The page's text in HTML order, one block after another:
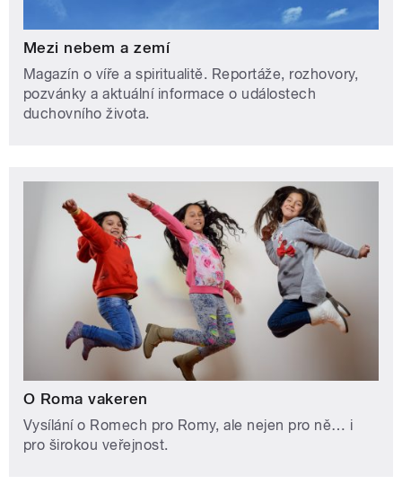
Mezi nebem a zemí
Magazín o víře a spiritualitě. Reportáže, rozhovory,
pozvánky a aktuální informace o událostech
duchovního života.
O Roma vakeren
Vysílání o Romech pro Romy, ale nejen pro ně… i
pro širokou veřejnost.